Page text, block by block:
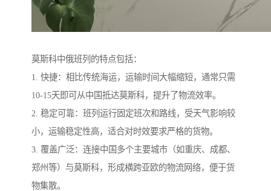
莫斯科中俄班列的特点包括：
1. 快捷：相比传统海运，运输时间大幅缩短，通常只需
10-15天即可从中国抵达莫斯科，提升了物流效率。
2. 稳定可靠：班列运行固定班次和路线，受天气影响较
小，运输稳定性高，适合对时效要求严格的货物。
3. 覆盖广泛：连接中国多个主要城市（如重庆、成都、
郑州等）与莫斯科，形成横跨亚欧的物流网络，便于货
物集散。